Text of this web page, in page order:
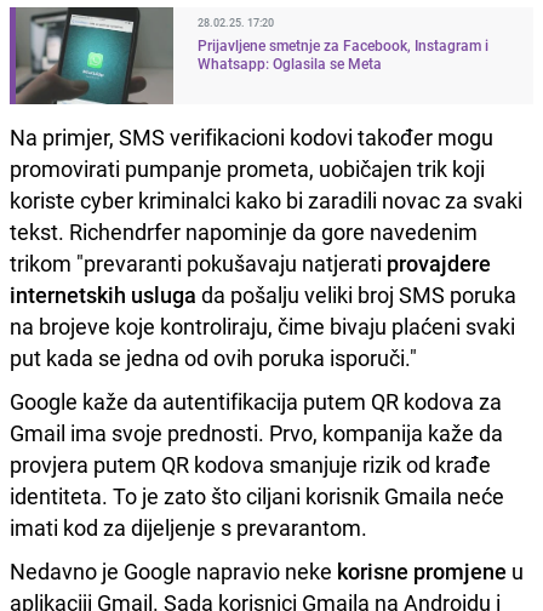
28.02.25. 17:20
Prijavljene smetnje za Facebook, Instagram i
Whatsapp: Oglasila se Meta
Na primjer, SMS verifikacioni kodovi također mogu
promovirati pumpanje prometa, uobičajen trik koji
koriste cyber kriminalci kako bi zaradili novac za svaki
tekst. Richendrfer napominje da gore navedenim
trikom "prevaranti pokušavaju natjerati provajdere
internetskih usluga da pošalju veliki broj SMS poruka
na brojeve koje kontroliraju, čime bivaju plaćeni svaki
put kada se jedna od ovih poruka isporuči."
Google kaže da autentifikacija putem QR kodova za
Gmail ima svoje prednosti. Prvo, kompanija kaže da
provjera putem QR kodova smanjuje rizik od krađe
identiteta. To je zato što ciljani korisnik Gmaila neće
imati kod za dijeljenje s prevarantom.
Nedavno je Google napravio neke korisne promjene u
aplikaciji Gmail. Sada korisnici Gmaila na Androidu i